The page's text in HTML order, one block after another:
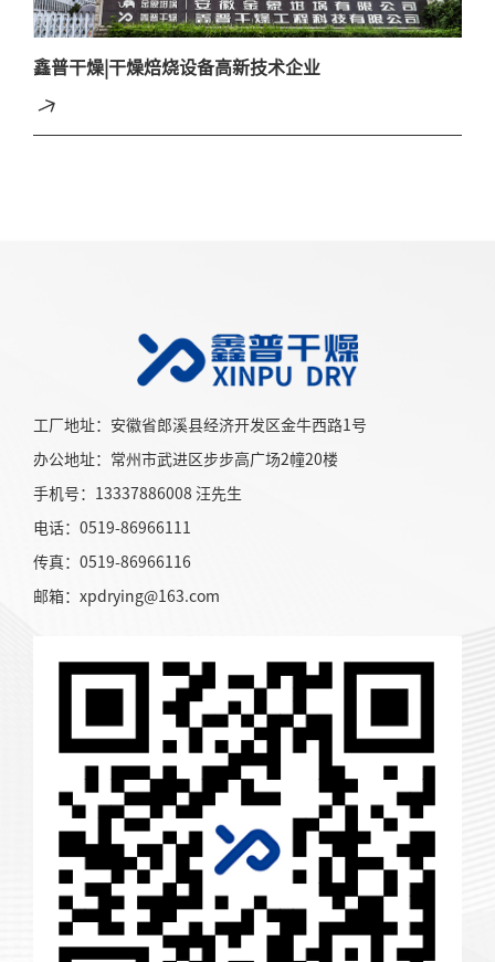
鑫普干燥|干燥焙烧设备高新技术企业
工厂地址：安徽省郎溪县经济开发区金牛西路1号
办公地址：常州市武进区步步高广场2幢20楼
手机号：13337886008 汪先生
电话：0519-86966111
传真：0519-86966116
邮箱：xpdrying@163.com